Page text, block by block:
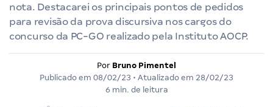
nota. Destacarei os principais pontos de pedidos
para revisão da prova discursiva nos cargos do
concurso da PC-GO realizado pela Instituto AOCP.
Por Bruno Pimentel
Publicado em 08/02/23 • Atualizado em 28/02/23
6 min. de leitura